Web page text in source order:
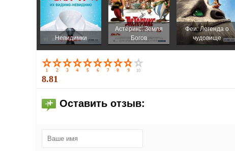
Невидимки
Астерикс: Земля
Богов
Феи: Легенда о
чудовище
8.81
Оставить отзыв: